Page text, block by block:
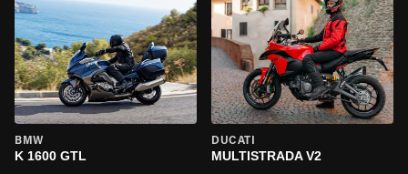
BMW
K 1600 GTL
DUCATI
MULTISTRADA V2